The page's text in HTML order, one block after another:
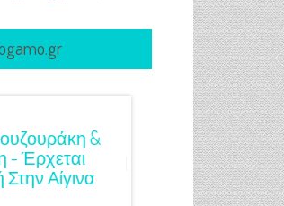
Στο Γάμο
Λαμπερή
Μόνο Kίνηση!